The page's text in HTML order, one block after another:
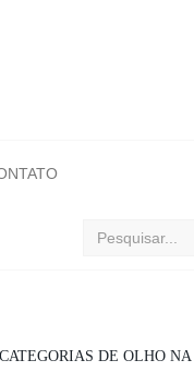
Buscar
CATEGORIAS DE OLHO